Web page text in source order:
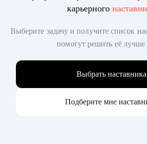
карьерного
Выберите задачу и получите список
помогут решить её лучше
Выбрать наставника
Подберите мне